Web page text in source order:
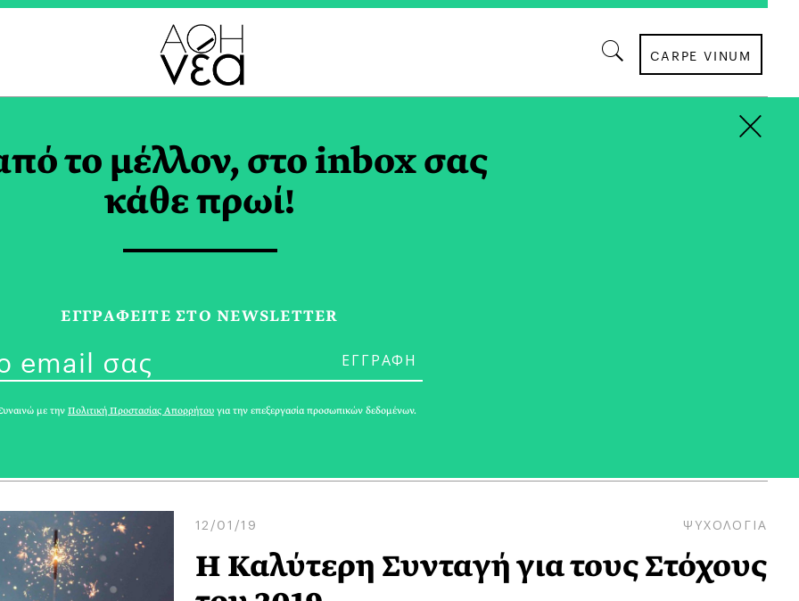
CARPE VINUM
TAG
Οι Μεγαλύτεροι Γεωπολιτικοί
Κίνδυνοι για το 2019
ΜΑΡΙΑΝΝΑ ΣΚΥΛΑΚΑΚΗ
12/01/19 ΨΥΧΟΛΟΓΙΑ
Η Καλύτερη Συνταγή για τους Στόχους
το μέλλον, στο inbox σας
κάθε πρωί!
ΕΓΓPΑΦΕΙΤΕ ΣΤΟ NEWSLETTER
με την Πολιτική Προστασίας Απορρήτου για την επεξεργασία προσωπικών δεδομένων.
×